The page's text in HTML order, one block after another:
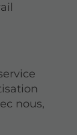
nous,